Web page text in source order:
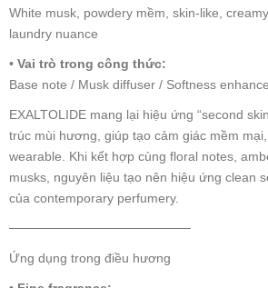
White musk, powdery mềm, skin-like,
laundry nuance
• Vai trò trong công thức:
Base note / Musk diffuser / Softness
EXALTOLIDE mang lại hiệu ứng “second
trúc mùi hương, giúp tạo cảm giác mềm
wearable. Khi kết hợp cùng floral notes,
musks, nguyên liệu tạo nên hiệu ứng clean
của contemporary perfumery.
────────────────────
Ứng dụng trong điều hương